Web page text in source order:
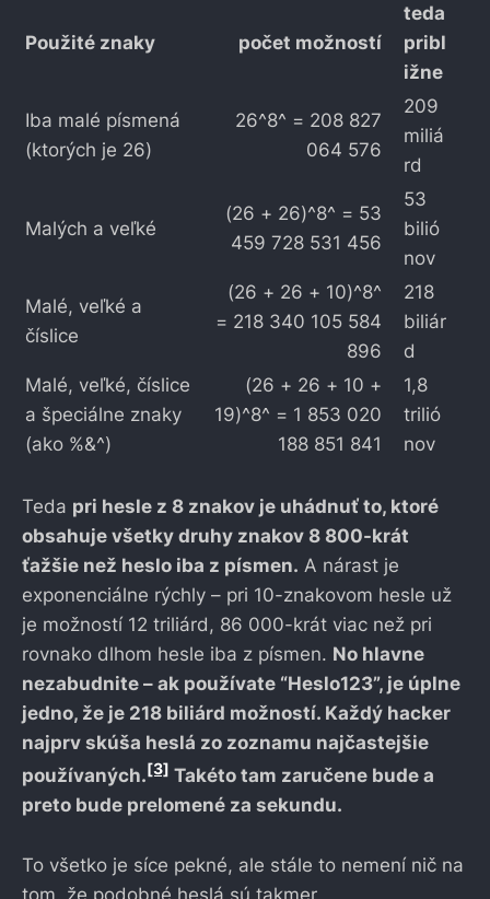
Použité znaky počet možností
teda
pribl
ižne
Iba malé písmená
(ktorých je 26)
26^8^ = 208 827
064 576
209
miliá
rd
Malých a veľké
(26 + 26)^8^ = 53
459 728 531 456
53
bilió
nov
Malé, veľké a
číslice
(26 + 26 + 10)^8^
= 218 340 105 584
896
218
biliár
d
Malé, veľké, číslice
a špeciálne znaky
(ako %&^)
(26 + 26 + 10 +
19)^8^ = 1 853 020
188 851 841
1,8
trilió
nov
Teda pri hesle z 8 znakov je uhádnuť to, ktoré
obsahuje všetky druhy znakov 8 800-krát
ťažšie než heslo iba z písmen. A nárast je
exponenciálne rýchly – pri 10-znakovom hesle už
je možností 12 triliárd, 86 000-krát viac než pri
rovnako dlhom hesle iba z písmen. No hlavne
nezabudnite – ak používate “Heslo123”, je úplne
jedno, že je 218 biliárd možností. Každý hacker
najprv skúša heslá zo zoznamu najčastejšie
používaných.[3] Takéto tam zaručene bude a
preto bude prelomené za sekundu.
To všetko je síce pekné, ale stále to nemení nič na
tom, že podobné heslá sú takmer